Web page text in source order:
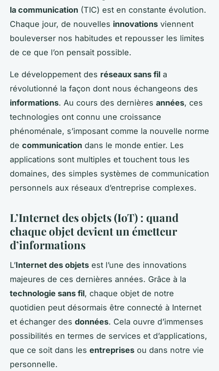
la communication (TIC) est en constante évolution.
Chaque jour, de nouvelles innovations viennent
bouleverser nos habitudes et repousser les limites
de ce que l’on pensait possible.
Le développement des réseaux sans fil a
révolutionné la façon dont nous échangeons des
informations. Au cours des dernières années, ces
technologies ont connu une croissance
phénoménale, s’imposant comme la nouvelle norme
de communication dans le monde entier. Les
applications sont multiples et touchent tous les
domaines, des simples systèmes de communication
personnels aux réseaux d’entreprise complexes.
L’Internet des objets (IoT) : quand
chaque objet devient un émetteur
d’informations
L’Internet des objets est l’une des innovations
majeures de ces dernières années. Grâce à la
technologie sans fil, chaque objet de notre
quotidien peut désormais être connecté à Internet
et échanger des données. Cela ouvre d’immenses
possibilités en termes de services et d’applications,
que ce soit dans les entreprises ou dans notre vie
personnelle.